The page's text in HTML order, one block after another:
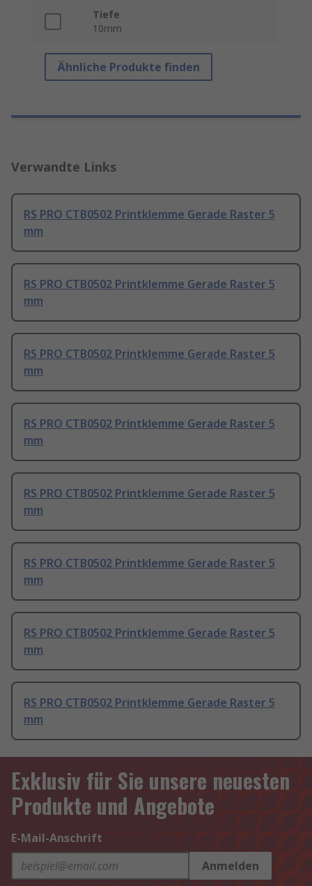
Tiefe
10mm
Ähnliche Produkte finden
Verwandte Links
RS PRO CTB0502 Printklemme Gerade Raster 5
mm
RS PRO CTB0502 Printklemme Gerade Raster 5
mm
RS PRO CTB0502 Printklemme Gerade Raster 5
mm
RS PRO CTB0502 Printklemme Gerade Raster 5
mm
RS PRO CTB0502 Printklemme Gerade Raster 5
mm
RS PRO CTB0502 Printklemme Gerade Raster 5
mm
RS PRO CTB0502 Printklemme Gerade Raster 5
mm
RS PRO CTB0502 Printklemme Gerade Raster 5
mm
Exklusiv für Sie unsere neuesten
Produkte und Angebote
E-Mail-Anschrift
Anmelden